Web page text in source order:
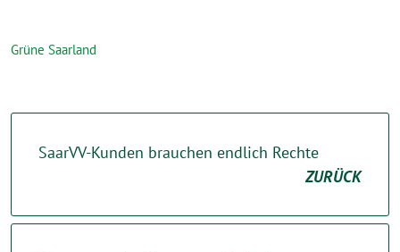
Grüne Saarland
SaarVV-Kunden brauchen endlich Rechte
ZURÜCK